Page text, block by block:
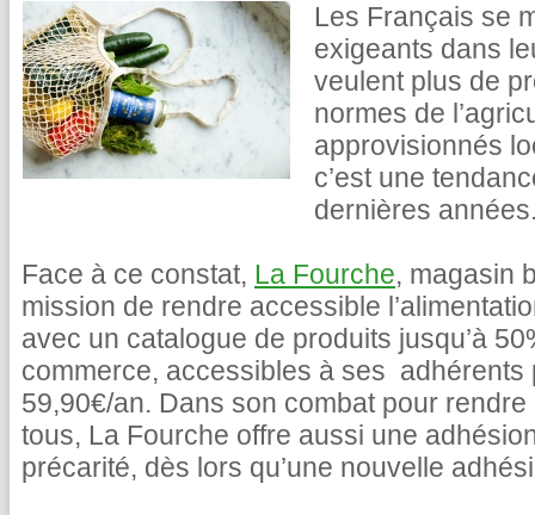
Les Français se
exigeants dans
veulent plus de
normes de
approvisionnés
c’est une
dernières
Face à ce constat, La Fourche, magasin
mission de rendre accessible
avec un catalogue de produits jusqu’à
commerce, accessibles à ses adhérents
59,90€/an. Dans son combat pour
tous, La Fourche offre aussi une
précarité, dès lors qu’une nouvelle